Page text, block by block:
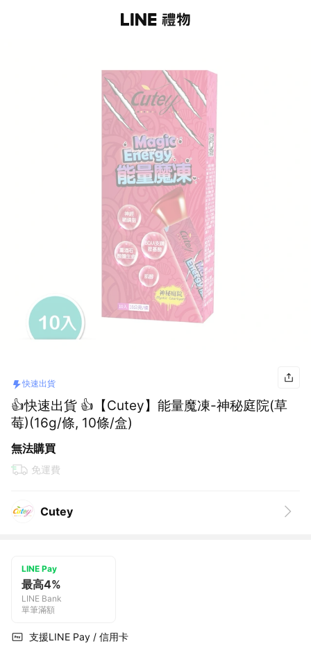
快速出貨
👍快速出貨 👍【Cutey】能量魔凍-神秘庭院(草
莓)(16g/條, 10條/盒)
無法購買
免運費
Cutey
LINE Pay
最高4%
LINE Bank
單筆滿額
支援LINE Pay / 信用卡